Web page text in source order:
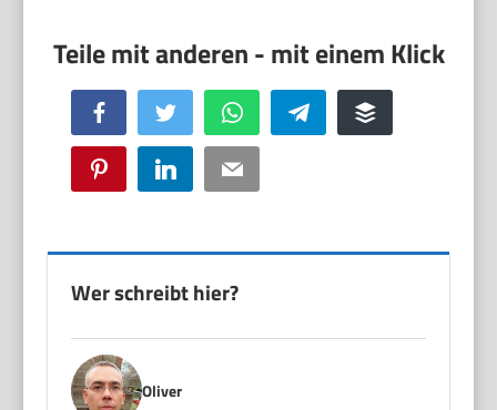
Facebook Twitter WhatsApp Telegram Buffer
Pinterest LinkedIn Email
Wer schreibt hier?
Oliver